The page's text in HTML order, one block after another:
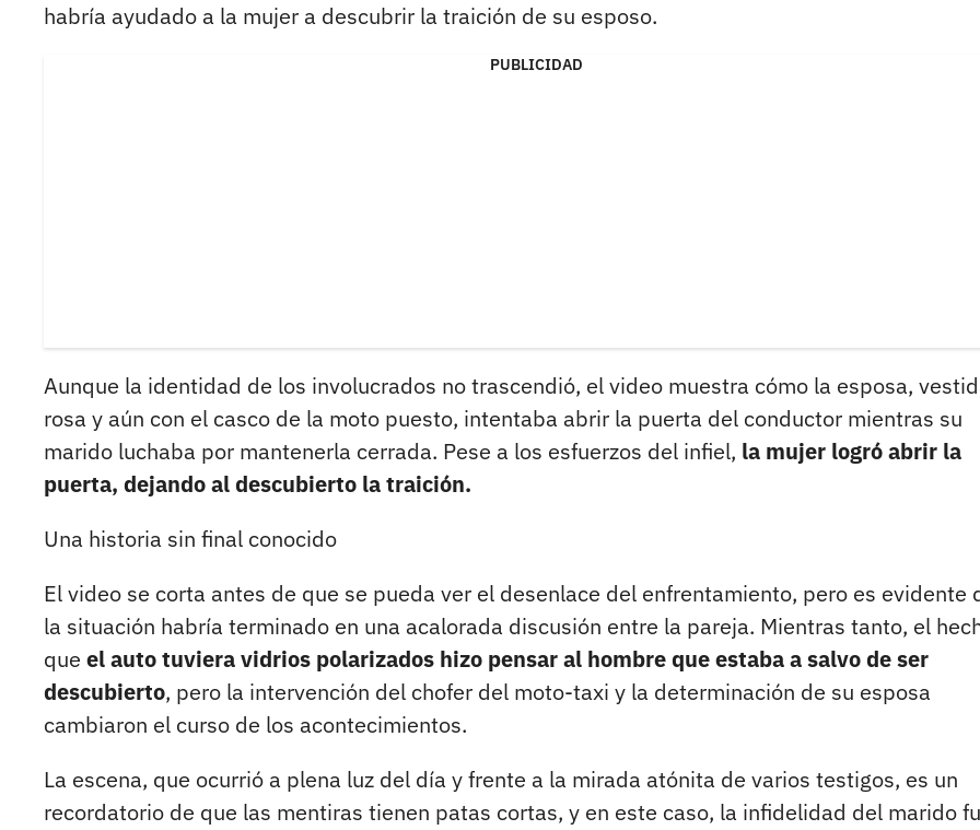
habría ayudado a la mujer a descubrir la traición de su esposo.
PUBLICIDAD
Aunque la identidad de los involucrados no trascendió, el video muestra cómo la esposa,
rosa y aún con el casco de la moto puesto, intentaba abrir la puerta del conductor mientras su
marido luchaba por mantenerla cerrada. Pese a los esfuerzos del infiel, la mujer logró abrir la
puerta, dejando al descubierto la traición.
Una historia sin final conocido
El video se corta antes de que se pueda ver el desenlace del enfrentamiento, pero es evidente
la situación habría terminado en una acalorada discusión entre la pareja. Mientras tanto, el
que el auto tuviera vidrios polarizados hizo pensar al hombre que estaba a salvo de ser
descubierto, pero la intervención del chofer del moto-taxi y la determinación de su esposa
cambiaron el curso de los acontecimientos.
La escena, que ocurrió a plena luz del día y frente a la mirada atónita de varios testigos, es un
recordatorio de que las mentiras tienen patas cortas, y en este caso, la infidelidad del marido